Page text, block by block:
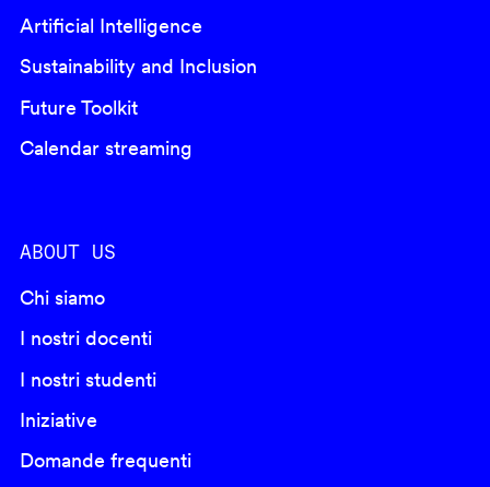
Artificial Intelligence
Sustainability and Inclusion
Future Toolkit
Calendar streaming
ABOUT US
Chi siamo
I nostri docenti
I nostri studenti
Iniziative
Domande frequenti